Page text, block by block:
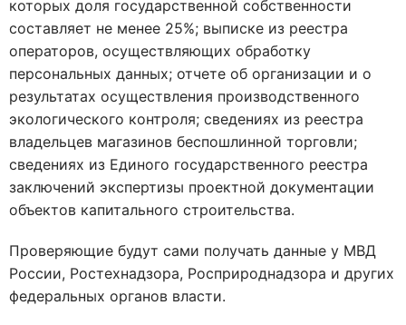
которых доля государственной собственности
составляет не менее 25%; выписке из реестра
операторов, осуществляющих обработку
персональных данных; отчете об организации и о
результатах осуществления производственного
экологического контроля; сведениях из реестра
владельцев магазинов беспошлинной торговли;
сведениях из Единого государственного реестра
заключений экспертизы проектной документации
объектов капитального строительства.
Проверяющие будут сами получать данные у МВД
России, Ростехнадзора, Росприроднадзора и других
федеральных органов власти.